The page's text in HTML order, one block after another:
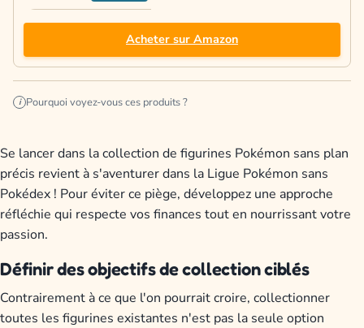
Acheter sur Amazon
i Pourquoi voyez-vous ces produits ?
Se lancer dans la collection de figurines Pokémon sans plan
précis revient à s'aventurer dans la Ligue Pokémon sans
Pokédex ! Pour éviter ce piège, développez une approche
réfléchie qui respecte vos finances tout en nourrissant votre
passion.
Définir des objectifs de collection ciblés
Contrairement à ce que l'on pourrait croire, collectionner
toutes les figurines existantes n'est pas la seule option